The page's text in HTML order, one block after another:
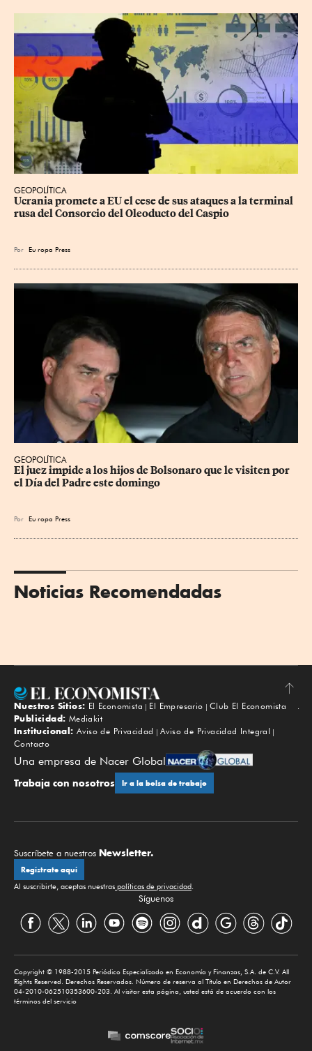
GEOPOLÍTICA
Ucrania promete a EU el cese de sus ataques a la terminal
rusa del Consorcio del Oleoducto del Caspio
Por Eu ropa Press
GEOPOLÍTICA
El juez impide a los hijos de Bolsonaro que le visiten por
el Día del Padre este domingo
Por Eu ropa Press
Noticias Recomendadas
Subir
Nuestros Sitios: El Economista El Empresario
Club El Economista
Publicidad: Mediakit
Institucional: Aviso de Privacidad
Aviso de Privacidad Integral
Contacto
Una empresa de Nacer Global
Trabaja con nosotros Ir a la bolsa de trabajo
Suscríbete a nuestros Newsletter.
Regístrate aquí
Al suscribirte, aceptas nuestras políticas de privacidad
Síguenos
Copyright © 1988-2015 Periódico Especializado en Economía y Finanzas, S.A. de C.V. All
Rights Reserved. Derechos Reservados. Número de reserva al Título en Derechos de Autor
04-2010-062510353600-203. Al visitar esta página, usted está de acuerdo con los
términos del servicio